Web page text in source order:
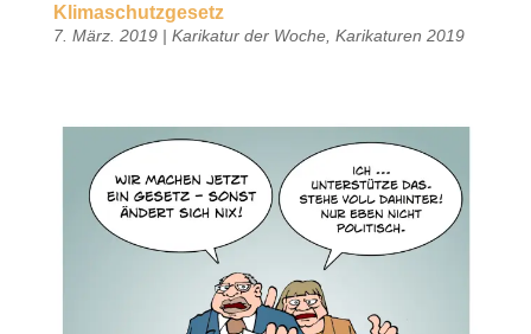
Klimaschutzgesetz
7. März. 2019| Karikatur der Woche, Karikaturen 2019